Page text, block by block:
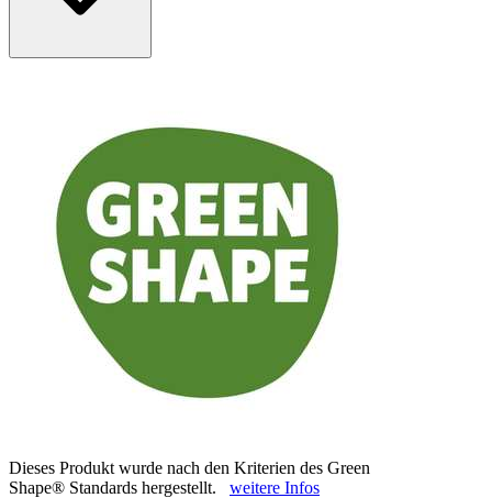
Dieses Produkt wurde nach den Kriterien des Green
Shape® Standards hergestellt. weitere Infos